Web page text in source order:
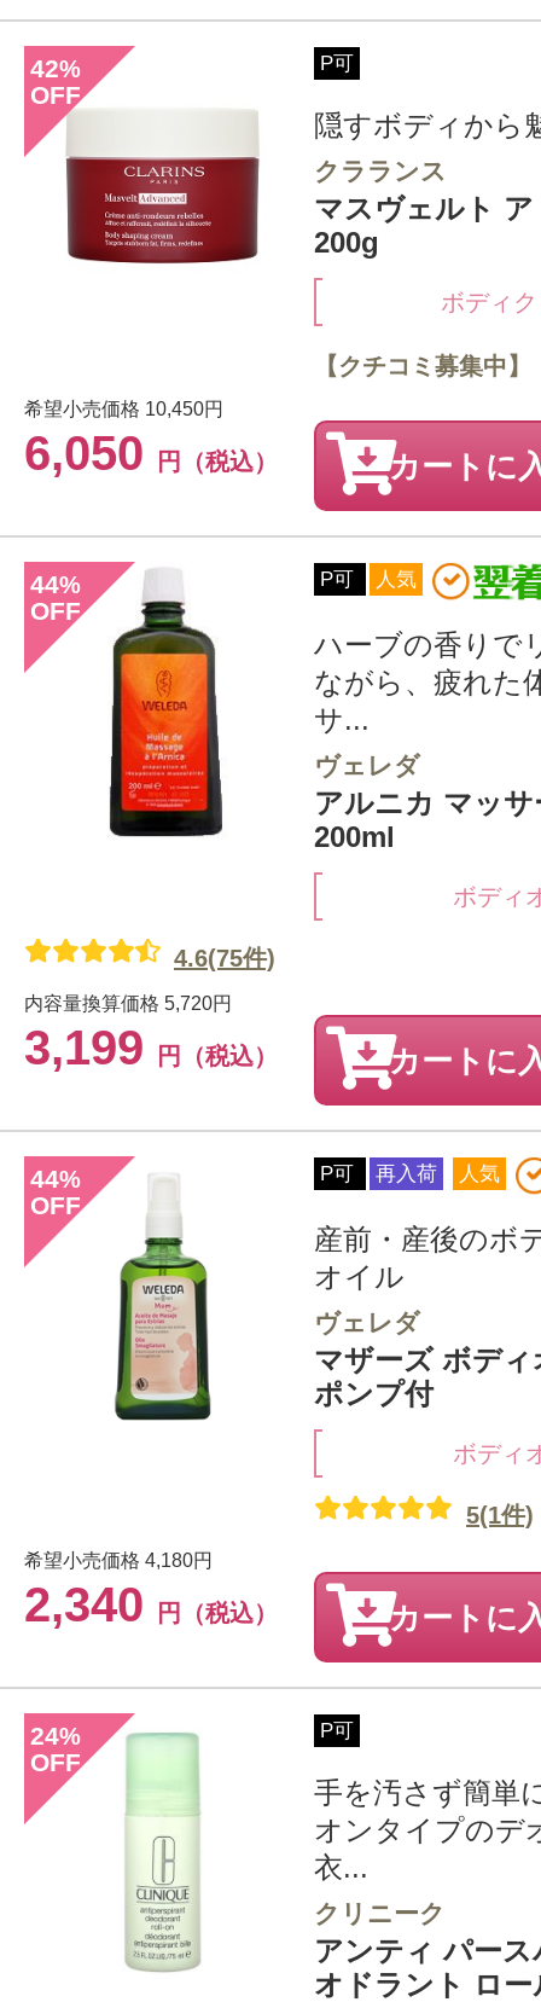
42%
OFF
P可
隠すボディから
クラランス
マスヴェルト
200g
ボディ
希望小売価格 10,450円
6,050 円（税込）
【クチコミ募集中】
カートに
44%
OFF
P可 人気
ハーブの香りで
ながら、疲れた
サ...
ヴェレダ
アルニカ マッ
200ml
ボディ
内容量換算価格 5,720円
3,199 円（税込）
4.6(75件)
カートに
44%
OFF
P可 再入荷 人気
産前・産後のボ
オイル
ヴェレダ
マザーズ ボデ
ポンプ付
ボディ
希望小売価格 4,180円
2,340 円（税込）
5(1件)
カートに
24%
OFF
P可
手を汚さず簡単
オンタイプのデ
衣...
クリニーク
アンティ パー
オドラント ロ